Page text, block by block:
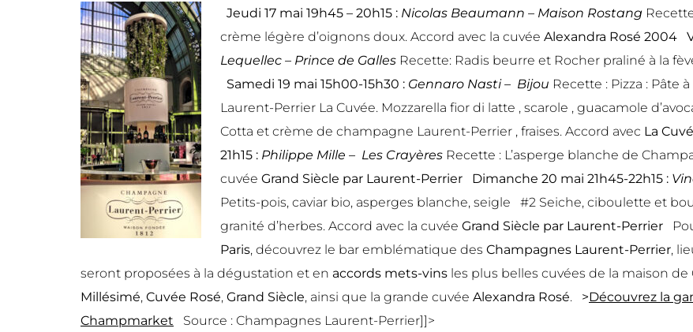
Jeudi 17 mai 19h45 – 20h15 : Nicolas Beaumann – Maison Rostang
crème légère d’oignons doux. Accord avec la cuvée Alexandra Rosé 2004
Lequellec – Prince de Galles Recette: Radis beurre et Rocher praliné à la
Samedi 19 mai 15h00-15h30 : Gennaro Nasti – Bijou Recette : Pizza : Pâte
Laurent-Perrier La Cuvée. Mozzarella fior di latte , scarole , guacamole
Cotta et crème de champagne Laurent-Perrier , fraises. Accord avec La
21h15 : Philippe Mille – Les Crayères Recette : L’asperge blanche de
cuvée Grand Siècle par Laurent-Perrier Dimanche 20 mai 21h45-22h15 :
Petits-pois, caviar bio, asperges blanche, seigle #2 Seiche, ciboulette et
granité d’herbes. Accord avec la cuvée Grand Siècle par Laurent-Perrier
Paris, découvrez le bar emblématique des Champagnes Laurent-Perrier,
seront proposées à la dégustation et en accords mets-vins les plus belles cuvées de la maison de
Millésimé, Cuvée Rosé, Grand Siècle, ainsi que la grande cuvée Alexandra Rosé. >Découvrez la
Champmarket Source : Champagnes Laurent-Perrier]]>